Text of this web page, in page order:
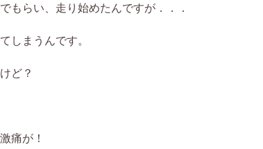
もらい、走り始めたんですが．．．
しまうんです。
ど？
痛が！